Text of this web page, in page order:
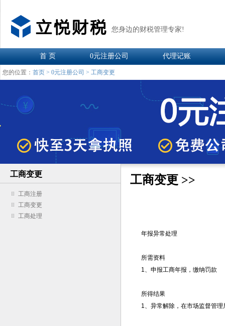
您身边的财税管理专家!
首 页 0元注册公司 代理记账
您的位置： 首页 > 0元注册公司 > 工商变更
工商变更
工商注册
工商变更
工商处理
工商变更 >>
年报异常处理
所需资料
1、申报工商年报，缴纳罚款
所得结果
1、异常解除，在市场监督管理